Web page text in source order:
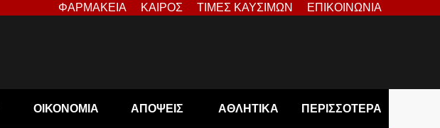
ΦΑΡΜΑΚΕΙΑ ΚΑΙΡΟΣ ΤΙΜΕΣ ΚΑΥΣΙΜΩΝ ΕΠΙΚΟΙΝΩΝΙΑ
ΟΙΚΟΝΟΜΙΑ ΑΠΟΨΕΙΣ ΑΘΛΗΤΙΚΑ ΠΕΡΙΣΣΟΤΕΡΑ